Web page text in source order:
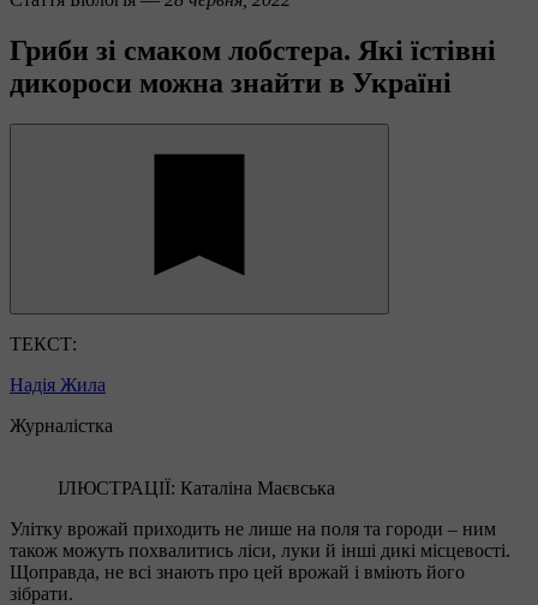
Гриби зі смаком лобстера. Які їстівні
дикороси можна знайти в Україні
ТЕКСТ:
Надія Жила
Журналістка
ІЛЮСТРАЦІЇ: Каталіна Маєвська
Улітку врожай приходить не лише на поля та городи – ним
також можуть похвалитись ліси, луки й інші дикі місцевості.
Щоправда, не всі знають про цей врожай і вміють його
зібрати.